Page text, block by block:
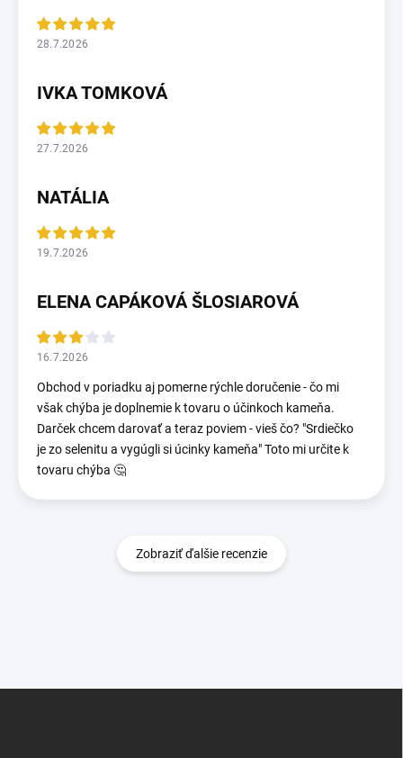
28.7.2026
IVKA TOMKOVÁ
27.7.2026
NATÁLIA
19.7.2026
ELENA CAPÁKOVÁ ŠLOSIAROVÁ
16.7.2026
Obchod v poriadku aj pomerne rýchle doručenie - čo mi
však chýba je doplnemie k tovaru o účinkoch kameňa.
Darček chcem darovať a teraz poviem - vieš čo? "Srdiečko
je zo selenitu a vygúgli si úcinky kameňa" Toto mi určite k
tovaru chýba 🤔
Zobraziť ďalšie recenzie